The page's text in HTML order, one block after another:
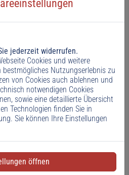
jederzeit widerrufen.
Cookies und weitere
bestmögliches Nutzungserlebnis zu
von Cookies auch ablehnen und
notwendigen Cookies
sowie eine detaillierte Übersicht
Technologien finden Sie in
Sie können Ihre Einstellungen
öffnen